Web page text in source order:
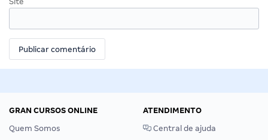
GRAN CURSOS ONLINE
Quem Somos
ATENDIMENTO
Central de ajuda